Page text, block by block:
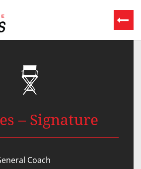
– Signature
Coach